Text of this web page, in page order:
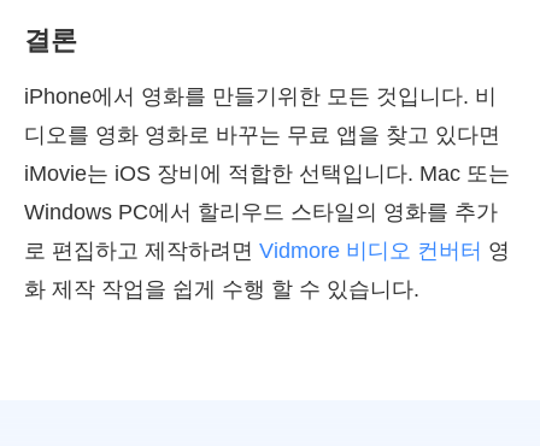
결론
iPhone에서 영화를 만들기위한 모든 것입니다. 비
디오를 영화 영화로 바꾸는 무료 앱을 찾고 있다면
iMovie는 iOS 장비에 적합한 선택입니다. Mac 또는
Windows PC에서 할리우드 스타일의 영화를 추가
로 편집하고 제작하려면 Vidmore 비디오 컨버터 영
화 제작 작업을 쉽게 수행 할 수 있습니다.